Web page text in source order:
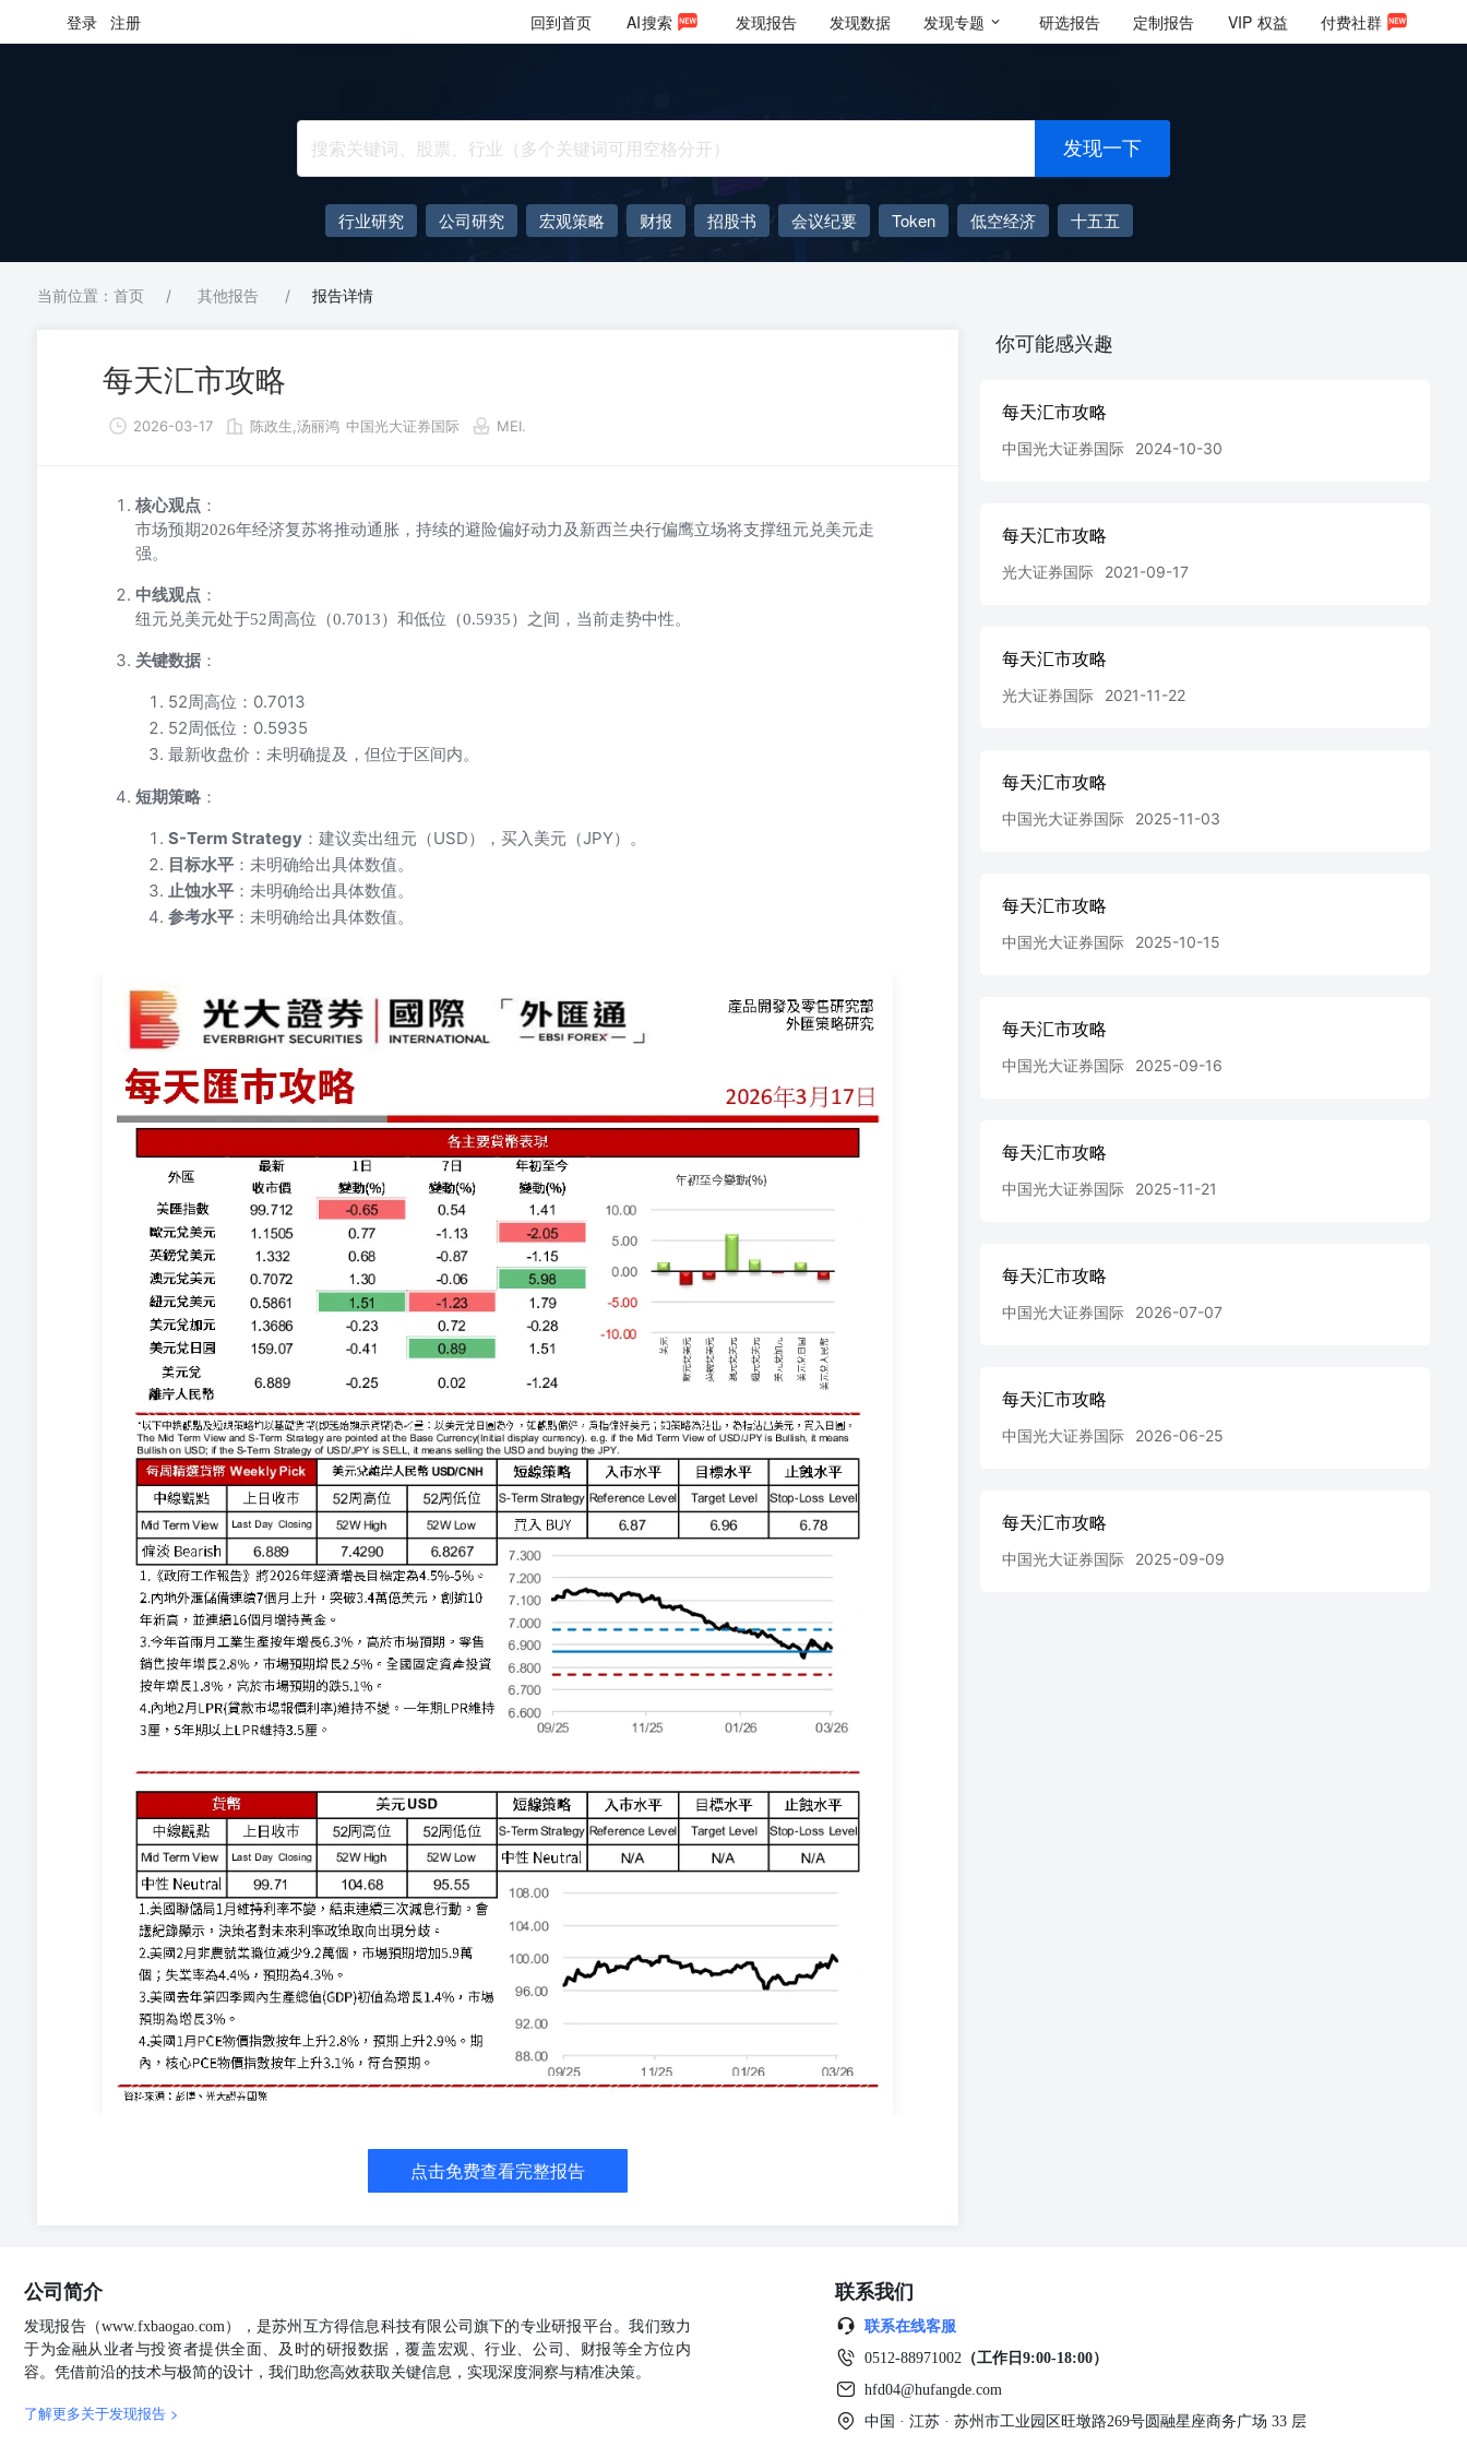
登录 注册 回到首页 AI搜索 发现报告 发现数据 发现专题 研选报告 定制报告 VIP 权益 付费社群
发现一下
行业研究 公司研究 宏观策略 财报 招股书 会议纪要 Token 低空经济
十五五
AIGC
大模型
当前位置：首页 / 其他报告 / 报告详情
每天汇市攻略
2026-03-17 陈政生,汤丽鸿 中国光大证券国际 MEI.
核心观点 ：
市场预期2026年经济复苏将推动通胀，持续的避险偏好动力及新西兰央行偏鹰立场将支撑纽元兑美元走
强。
中线观点 ：
纽元兑美元处于52周高位（0.7013）和低位（0.5935）之间，当前走势中性。
关键数据 ：
52周高位：0.7013
52周低位：0.5935
最新收盘价：未明确提及，但位于区间内。
短期策略 ：
S-Term Strategy ：建议卖出纽元（USD），买入美元（JPY）。
目标水平 ：未明确给出具体数值。
止蚀水平 ：未明确给出具体数值。
参考水平 ：未明确给出具体数值。
2026年3月17日 The Mid Term View and S-Term Strategy are pointed at the Base Currency(Initial display currency). e.g. if the Mid
Term View of USD/JPY is Bullish, it meansBullish on USD; if the S-Term Strategy of USD/JPY is SELL, it means selling the USD and
buying the JPY.0.64010/2012/2002/2104/21 Mid Term View52W High52W Low中性 Neutral0.70130.74360.59351. 市場憧憬今年經濟
復蘇引起的通脹，持續的風險偏好動力，以及新西蘭央行偏鷹風險正在增加，意味紐元強 中線觀點上日收巿52周高位52周低位
Last Day Closing貨幣紐元兌美元 NZD/USD 貨幣紐元兌美元 NZD/USD 2月 分析員：陳政生，湯麗鴻 短線策略入巿水平目標水平
止蝕水平52周高位52周低位S-Term StrategyReference LevelTarget LevelStop-Loss Level紐元兌美元 NZD/USD
点击免费查看完整报告
你可能感兴趣
每天汇市攻略
中国光大证券国际 2024-10-30
每天汇市攻略
光大证券国际 2021-09-17
每天汇市攻略
光大证券国际 2021-11-22
每天汇市攻略
中国光大证券国际 2025-11-03
每天汇市攻略
中国光大证券国际 2025-10-15
每天汇市攻略
中国光大证券国际 2025-09-16
每天汇市攻略
中国光大证券国际 2025-11-21
每天汇市攻略
中国光大证券国际 2026-07-07
每天汇市攻略
中国光大证券国际 2026-06-25
每天汇市攻略
中国光大证券国际 2025-09-09
公司简介
发现报告（www.fxbaogao.com），是苏州互方得信息科技有限公司旗下的专业研报平台。我们致力
于为金融从业者与投资者提供全面、及时的研报数据，覆盖宏观、行业、公司、财报等全方位内
容。凭借前沿的技术与极简的设计，我们助您高效获取关键信息，实现深度洞察与精准决策。
了解更多关于发现报告 >
联系我们
联系在线客服
0512-88971002 （工作日9:00-18:00）
hfd04@hufangde.com
中国 · 江苏 · 苏州市工业园区旺墩路269号圆融星座商务广场 33 层